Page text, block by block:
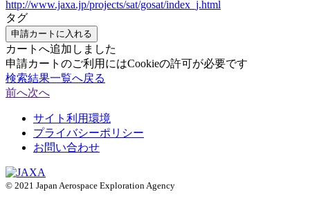
http://www.jaxa.jp/projects/sat/gosat/index_j.html
タグ
申請カートに入れる
カートへ追加しました
申請カートのご利用にはCookieの許可が必要です
検索結果一覧へ戻る
前へ次へ
サイト利用環境
プライバシーポリシー
お問い合わせ
© 2021 Japan Aerospace Exploration Agency